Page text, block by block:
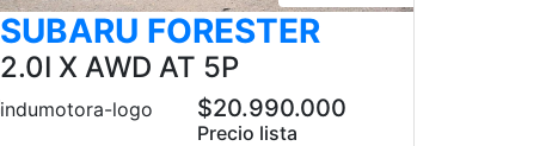
SUBARU FORESTER
2.0I X AWD AT 5P
$20.990.000
Precio lista